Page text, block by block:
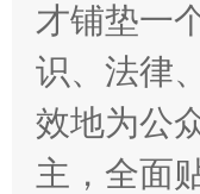
才铺垫一
识、法律
效地为公
主，全面